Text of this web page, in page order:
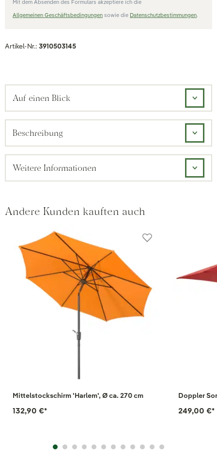
Mit dem Absenden des Formulars akzeptiere ich die
Allgemeinen Geschäftsbedingungen sowie die Datenschutzbestimmungen.
Artikel-Nr.: 3910503145
Auf einen Blick
Beschreibung
Weitere Informationen
Andere Kunden kauften auch
Mittelstockschirm 'Harlem', Ø ca. 270 cm
132,90 €*
Doppler
249,00 €*